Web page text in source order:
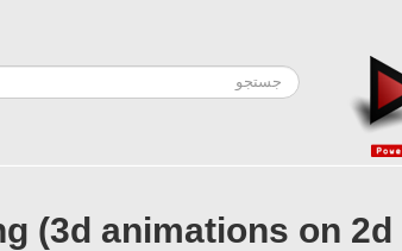
(3d animations on 2d